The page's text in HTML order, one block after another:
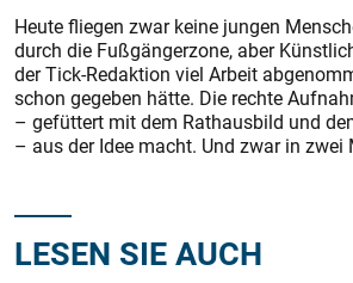
Heute fliegen zwar keine jungen
durch die Fußgängerzone, aber
der Tick-Redaktion viel Arbeit
schon gegeben hätte. Die rechte
– gefüttert mit dem Rathausbild und
– aus der Idee macht. Und zwar in zwei
LESEN SIE AUCH